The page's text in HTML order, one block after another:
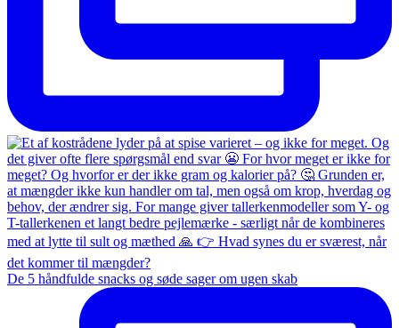
De 5 håndfulde snacks og søde sager om ugen skab